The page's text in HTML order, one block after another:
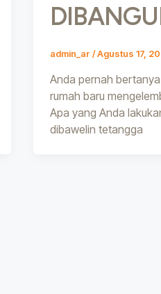
admin_ar/Agustus 17,
Anda pernah
rumah baru
Apa yang Anda
dibawelin tetangga